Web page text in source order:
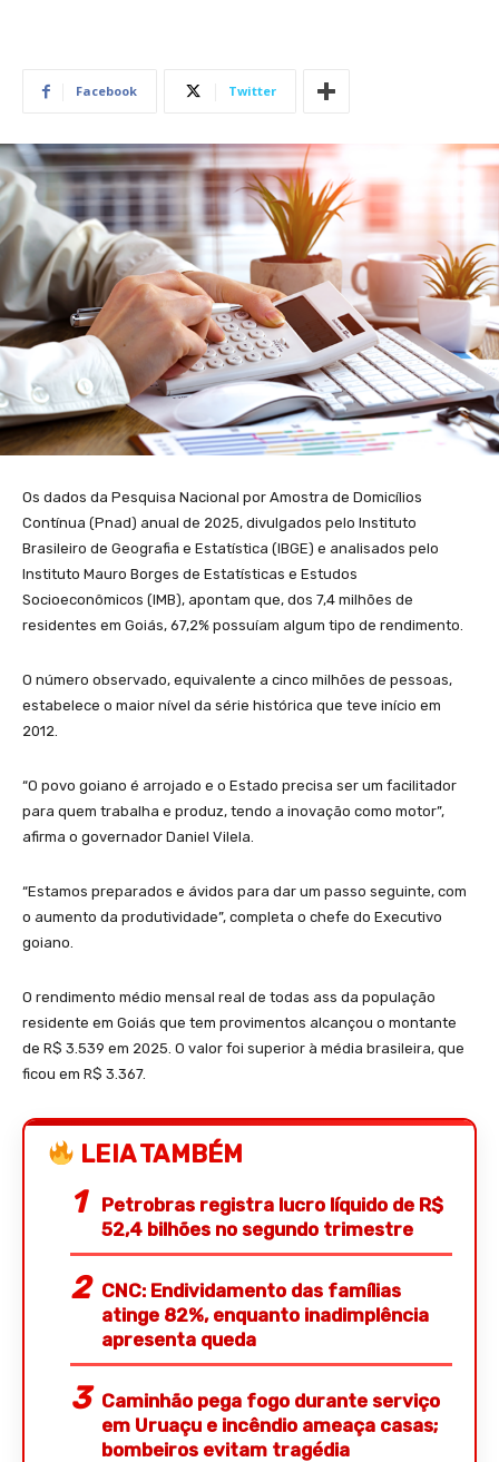
Facebook Twitter
Os dados da Pesquisa Nacional por Amostra de Domicílios
Contínua (Pnad) anual de 2025, divulgados pelo Instituto
Brasileiro de Geografia e Estatística (IBGE) e analisados pelo
Instituto Mauro Borges de Estatísticas e Estudos
Socioeconômicos (IMB), apontam que, dos 7,4 milhões de
residentes em Goiás, 67,2% possuíam algum tipo de rendimento.
O número observado, equivalente a cinco milhões de pessoas,
estabelece o maior nível da série histórica que teve início em
2012.
“O povo goiano é arrojado e o Estado precisa ser um facilitador
para quem trabalha e produz, tendo a inovação como motor”,
afirma o governador Daniel Vilela.
“Estamos preparados e ávidos para dar um passo seguinte, com
o aumento da produtividade”, completa o chefe do Executivo
goiano.
O rendimento médio mensal real de todas ass da população
residente em Goiás que tem provimentos alcançou o montante
de R$ 3.539 em 2025. O valor foi superior à média brasileira, que
ficou em R$ 3.367.
LEIA TAMBÉM
Petrobras registra lucro líquido de R$
52,4 bilhões no segundo trimestre
CNC: Endividamento das famílias
atinge 82%, enquanto inadimplência
apresenta queda
Caminhão pega fogo durante serviço
em Uruaçu e incêndio ameaça casas;
bombeiros evitam tragédia